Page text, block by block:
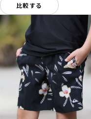
比較する